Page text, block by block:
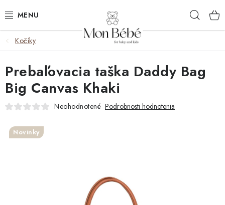
na
ZĽAVY
OBLEČENIE
VÝBAVA
Kočíky
Prebaľovacia taška Daddy Bag
Big Canvas Khaki
Neohodnotené Podrobnosti hodnotenia
Novinky